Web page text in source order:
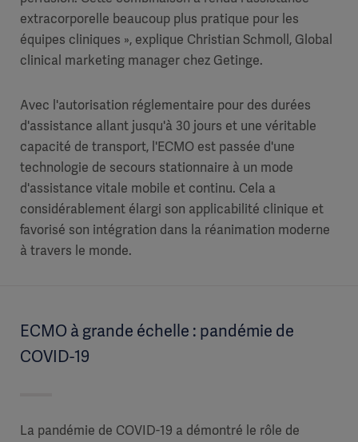
extracorporelle beaucoup plus pratique pour les
équipes cliniques », explique Christian Schmoll, Global
clinical marketing manager chez Getinge.
Avec l'autorisation réglementaire pour des durées
d'assistance allant jusqu'à 30 jours et une véritable
capacité de transport, l'ECMO est passée d'une
technologie de secours stationnaire à un mode
d'assistance vitale mobile et continu. Cela a
considérablement élargi son applicabilité clinique et
favorisé son intégration dans la réanimation moderne
à travers le monde.
ECMO à grande échelle : pandémie de
COVID-19
La pandémie de COVID-19 a démontré le rôle de